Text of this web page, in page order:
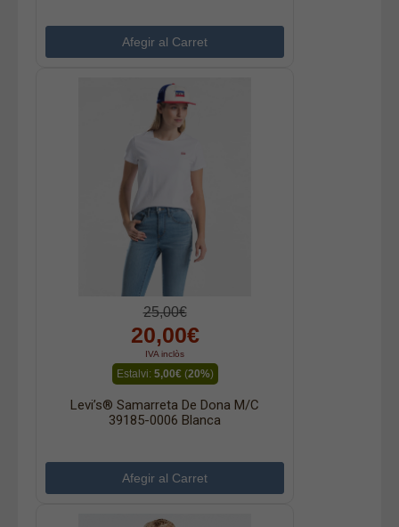
25,00€
20,00€
IVA inclòs
Estalvi: 5,00€(20%)
Levi’s® Samarreta De Dona M/c
39185-0006 Blanca